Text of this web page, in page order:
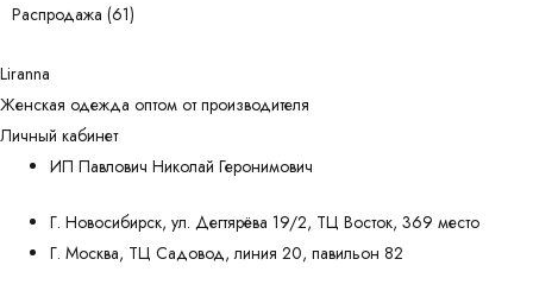
Распродажа (61)
Liranna
Женская одежда оптом от производителя
Личный кабинет
ИП Павлович Николай Геронимович
Г. Новосибирск, ул. Дегтярёва 19/2, ТЦ Восток, 369 место
Г. Москва, ТЦ Садовод, линия 20, павильон 82